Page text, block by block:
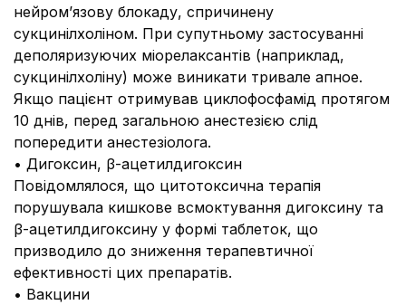
нейром’язову блокаду, спричинену
сукцинілхоліном. При супутньому застосуванні
деполяризуючих міорелаксантів (наприклад,
сукцинілхоліну) може виникати тривале апное.
Якщо пацієнт отримував циклофосфамід протягом
10 днів, перед загальною анестезією слід
попередити анестезіолога.
• Дигоксин, β-ацетилдигоксин
Повідомлялося, що цитотоксична терапія
порушувала кишкове всмоктування дигоксину та
β-ацетилдигоксину у формі таблеток, що
призводило до зниження терапевтичної
ефективності цих препаратів.
• Вакцини